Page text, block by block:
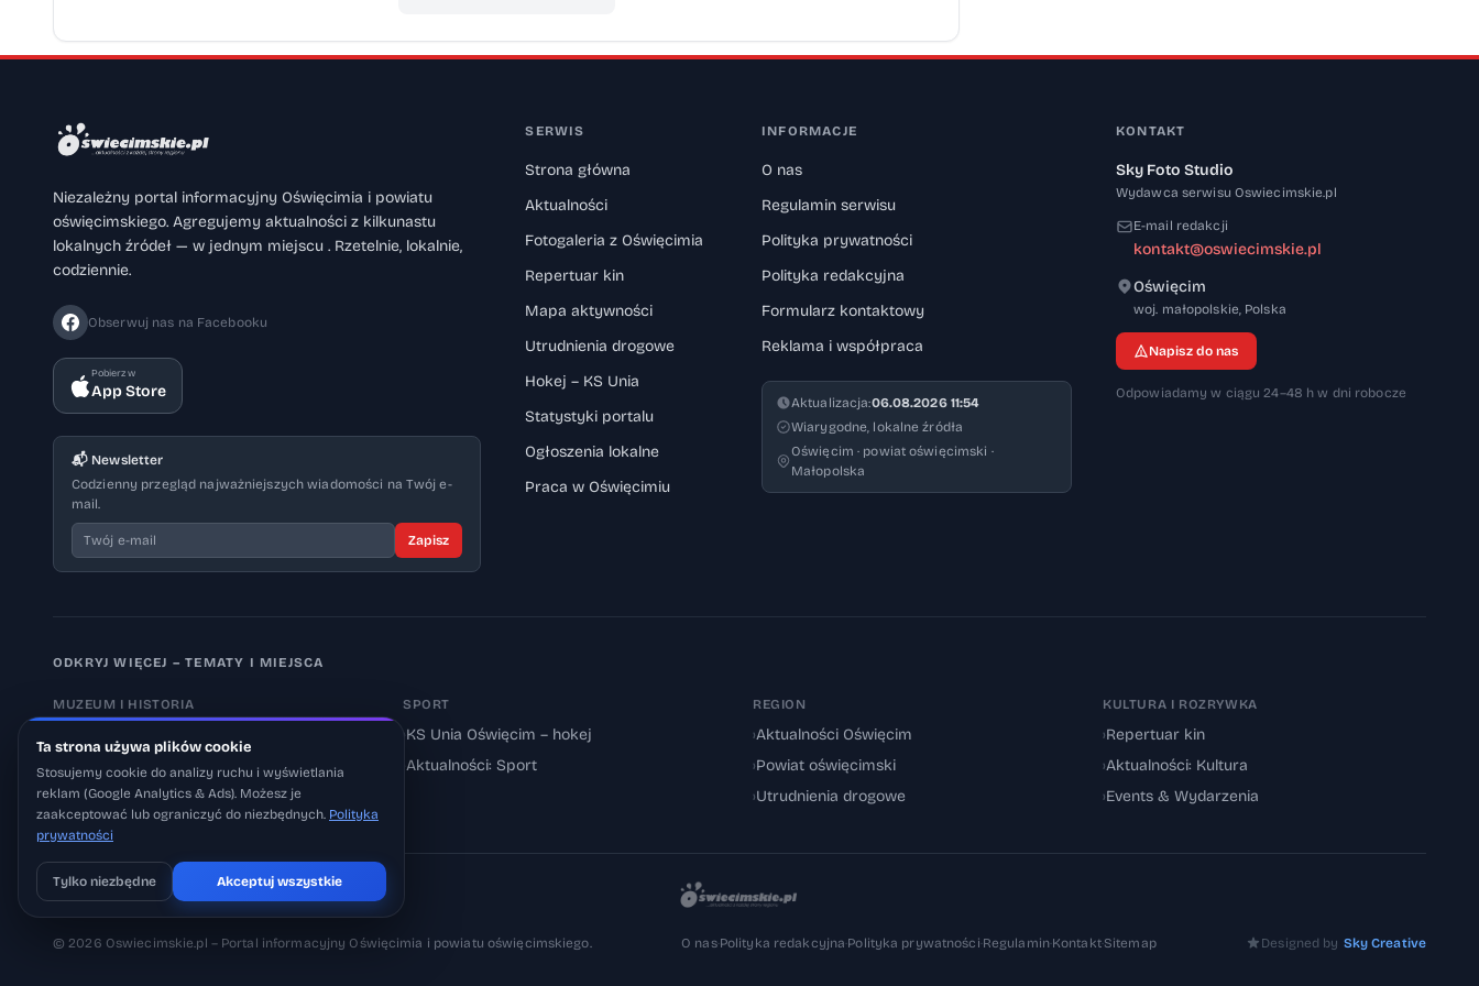
Niezależny portal informacyjny Oświęcimia i powiatu
oświęcimskiego. Agregujemy aktualności z kilkunastu
lokalnych źródeł — w jednym miejscu . Rzetelnie, lokalnie,
codziennie.
Obserwuj nas na Facebooku
Pobierz w
App Store
📬 Newsletter
Codzienny przegląd najważniejszych wiadomości na Twój e-
mail.
Zapisz
SERWIS
Strona główna
Aktualności
Fotogaleria z Oświęcimia
Repertuar kin
Mapa aktywności
Utrudnienia drogowe
Hokej – KS Unia
Statystyki portalu
Ogłoszenia lokalne
Praca w Oświęcimiu
INFORMACJE
O nas
Regulamin serwisu
Polityka prywatności
Polityka redakcyjna
Formularz kontaktowy
Reklama i współpraca
Aktualizacja:06.08.2026 11:54
Wiarygodne, lokalne źródła
Oświęcim · powiat oświęcimski ·
Małopolska
KONTAKT
Sky Foto Studio
Wydawca serwisu Oswiecimskie.pl
E-mail redakcji
kontakt@oswiecimskie.pl
Oświęcim
woj. małopolskie, 32-600
Polska
Napisz do nas
Odpowiadamy w ciągu 24–48 h w dni robocze
ODKRYJ WIĘCEJ – TEMATY I MIEJSCA
MUZEUM I HISTORIA
› Aktualności: Muzeum
›Aktualności: Historia
SPORT
›KS Unia Oświęcim – hokej
Aktualności: Sport
REGION
›Aktualności Oświęcim
›Powiat oświęcimski
›Utrudnienia drogowe
KULTURA I ROZRYWKA
›Repertuar kin
›Aktualności: Kultura
›Events & Wydarzenia
© 2026 Oswiecimskie.pl – Portal informacyjny Oświęcimia i powiatu oświęcimskiego. O nas·Polityka redakcyjna·Polityka prywatności·Regulamin·Kontakt·Sitemap Designed by Sky Creative
Ta strona używa plików cookie
Stosujemy cookie do analizy ruchu i wyświetlania
reklam (Google Analytics & Ads). Możesz je
zaakceptować lub ograniczyć do niezbędnych. Polityka
prywatności
Tylko niezbędne Akceptuj wszystkie
Pobierz na iOS